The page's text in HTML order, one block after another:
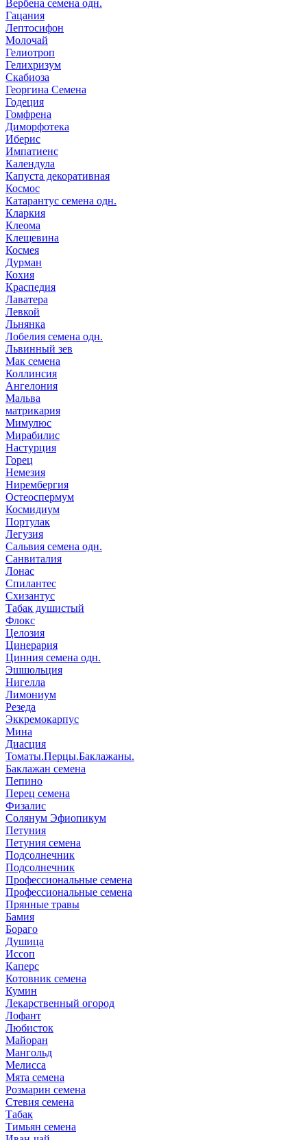
Вербена семена одн.
Гацания
Лептосифон
Молочай
Гелиотроп
Гелихризум
Скабиоза
Георгина Семена
Годеция
Гомфрена
Диморфотека
Иберис
Импатиенс
Календула
Капуста декоративная
Космос
Катарантус семена одн.
Кларкия
Клеома
Клещевина
Космея
Дурман
Кохия
Краспедия
Лаватера
Левкой
Льнянка
Лобелия семена одн.
Львинный зев
Мак семена
Коллинсия
Ангелония
Мальва
матрикария
Мимулюс
Мирабилис
Настурция
Горец
Немезия
Нирембергия
Остеоспермум
Космидиум
Портулак
Легузия
Сальвия семена одн.
Санвиталия
Лонас
Спилантес
Схизантус
Табак душистый
Флокс
Целозия
Цинерария
Цинния семена одн.
Эшшольция
Нигелла
Лимониум
Резеда
Эккремокарпус
Мина
Диасция
Томаты.Перцы.Баклажаны.
Баклажан семена
Пепино
Перец семена
Физалис
Солянум Эфиопикум
Петуния
Петуния семена
Подсолнечник
Подсолнечник
Профессиональные семена
Профессиональные семена
Прянные травы
Бамия
Бораго
Душица
Иссоп
Каперс
Котовник семена
Кумин
Лекарственный огород
Лофант
Любисток
Майоран
Мангольд
Мелисса
Мята семена
Розмарин семена
Стевия семена
Табак
Тимьян семена